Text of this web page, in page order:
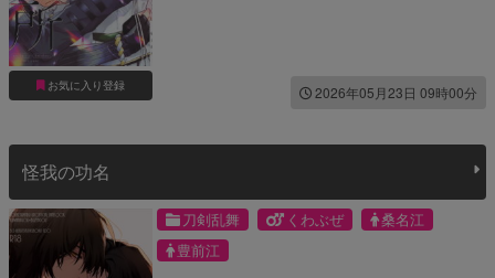
お気に入り登録 2026年05月23日 09時00分
怪我の功名
刀剣乱舞 くわぶぜ
桑名江
豊前江